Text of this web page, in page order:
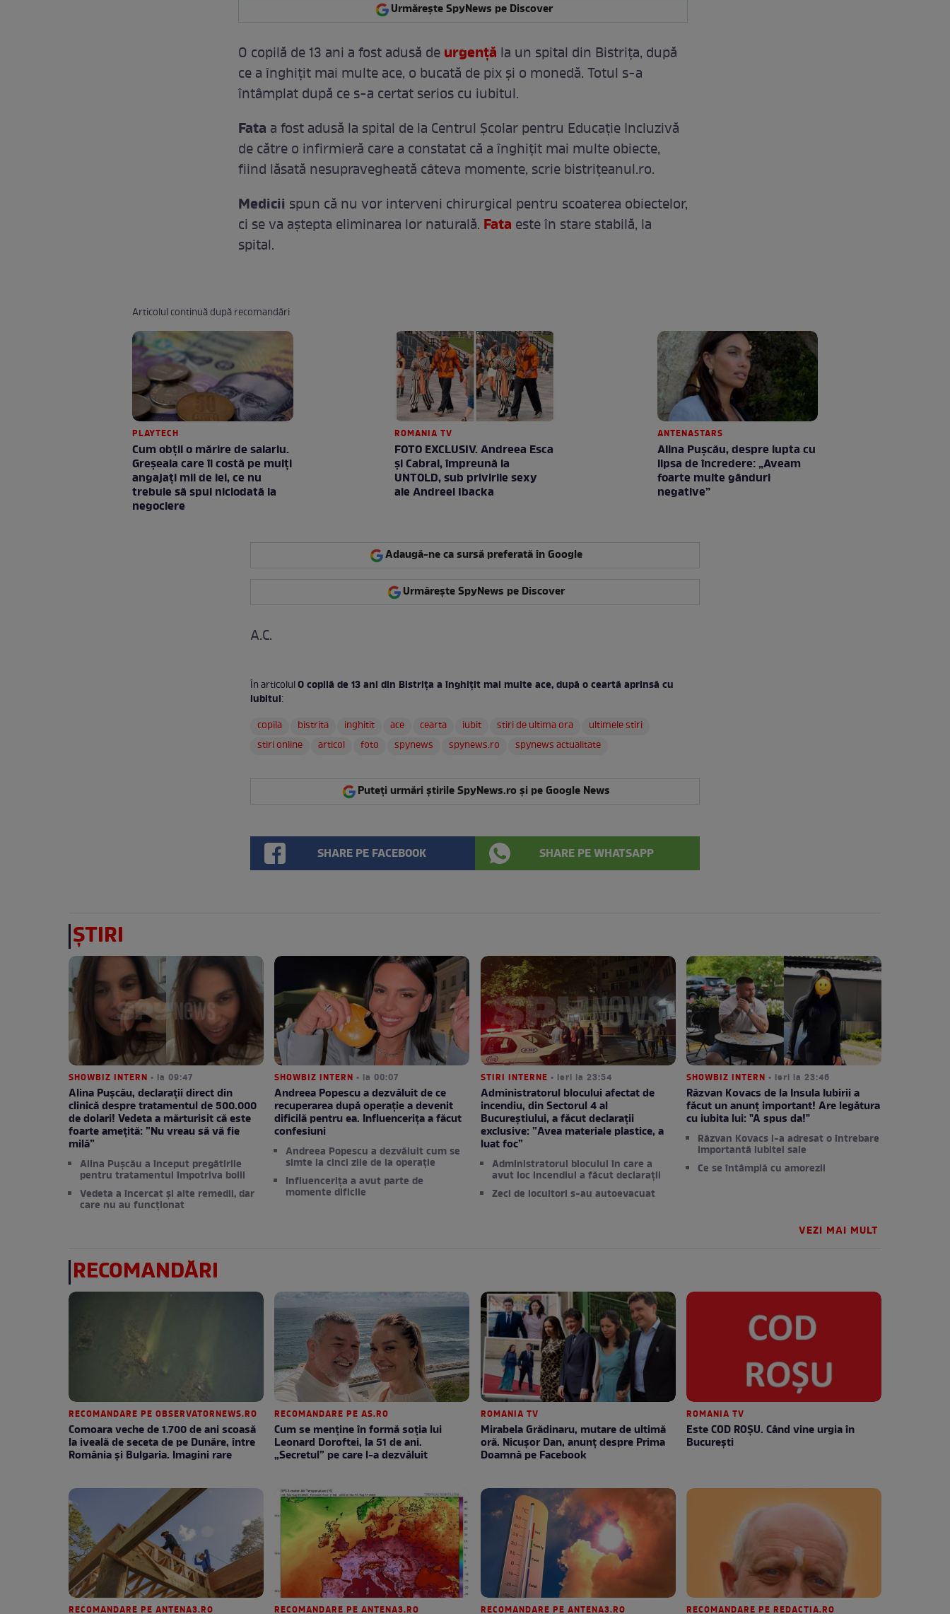
Urmărește SpyNews pe Discover
O copilă de 13 ani a fost adusă deurgență la un spital din Bistrița, după
ce a înghițit mai multe ace, o bucată de pix și o monedă. Totul s-a
întâmplat după ce s-a certat serios cu iubitul.
Fata a fost adusă la spital de la Centrul Școlar pentru Educație Incluzivă
de către o infirmieră care a constatat că a înghițit mai multe obiecte,
fiind lăsată nesupravegheată câteva momente, scrie bistrițeanul.ro.
Medicii spun că nu vor interveni chirurgical pentru scoaterea obiectelor,
ci se va aștepta eliminarea lor naturală. Fata este în stare stabilă, la
spital.
Articolul continuă după recomandări
PLAYTECH
Cum obții o mărire de salariu.
Greșeala care îi costă pe mulți
angajați mii de lei, ce nu
trebuie să spui niciodată la
negociere
ROMANIA TV
FOTO EXCLUSIV. Andreea Esca
şi Cabral, împreună la
UNTOLD, sub privirile sexy
ale Andreei Ibacka
ANTENASTARS
Alina Pușcău, despre lupta cu
lipsa de încredere: „Aveam
foarte multe gânduri
negative”
Adaugă-ne ca sursă preferată în Google
Urmărește SpyNews pe Discover
A.C.
În articolulO copilă de 13 ani din Bistrița a înghițit mai multe ace, după o ceartă aprinsă cu
iubitul:
copila
bistrita inghitit ace cearta iubit stiri de ultima ora
ultimele stiri
stiri online
articol foto spynews spynews.ro spynews actualitate
Puteți urmări știrile SpyNews.ro și pe Google News
SHARE PE FACEBOOK SHARE PE WHATSAPP
ȘTIRI
SHOWBIZ INTERN • la 09:47
Alina Pușcău, declarații direct din
clinică despre tratamentul de 500.000
de dolari! Vedeta a mărturisit că este
foarte amețită: ”Nu vreau să vă fie
milă”
Alina Pușcău a început pregătirile
pentru tratamentul împotriva bolii
Vedeta a încercat și alte remedii, dar
care nu au funcționat
SHOWBIZ INTERN • la 00:07
Andreea Popescu a dezvăluit de ce
recuperarea după operație a devenit
dificilă pentru ea. Influencerița a făcut
confesiuni
Andreea Popescu a dezvăluit cum se
simte la cinci zile de la operație
Influencerița a avut parte de
momente dificile
STIRI INTERNE • ieri la 23:54
Administratorul blocului afectat de
incendiu, din Sectorul 4 al
Bucureștiului, a făcut declarații
exclusive: ”Avea materiale plastice, a
luat foc”
Administratorul blocului în care a
avut loc incendiul a făcut declarații
Zeci de locuitori s-au autoevacuat
SHOWBIZ INTERN • ieri la 23:46
Răzvan Kovacs de la Insula Iubirii a
făcut un anunț important! Are legătura
cu iubita lui: "A spus da!"
Răzvan Kovacs i-a adresat o întrebare
importantă iubitei sale
Ce se întâmplă cu amorezii
VEZI MAI MULT
RECOMANDĂRI
RECOMANDARE PE OBSERVATORNEWS.RO
Comoara veche de 1.700 de ani scoasă
la iveală de seceta de pe Dunăre, între
România şi Bulgaria. Imagini rare
RECOMANDARE PE AS.RO
Cum se menţine în formă soţia lui
Leonard Doroftei, la 51 de ani.
„Secretul” pe care l-a dezvăluit
ROMANIA TV
Mirabela Grădinaru, mutare de ultimă
oră. Nicuşor Dan, anunţ despre Prima
Doamnă pe Facebook
ROMANIA TV
Este COD ROŞU. Când vine urgia în
Bucureşti
RECOMANDARE PE ANTENA3.RO RECOMANDARE PE ANTENA3.RO RECOMANDARE PE ANTENA3.RO RECOMANDARE PE REDACTIA.RO